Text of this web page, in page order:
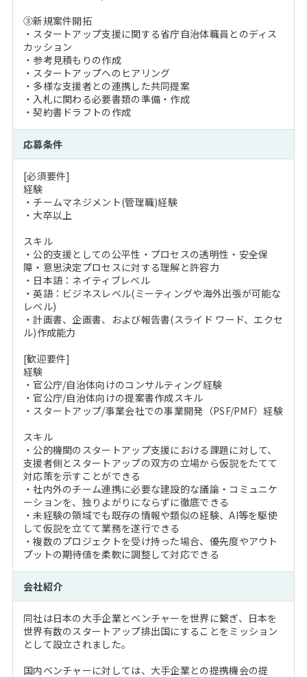
③新規案件開拓
・スタートアップ支援に関する省庁自治体職員とのディス
カッション
・参考見積もりの作成
・スタートアップへのヒアリング
・多様な支援者との連携した共同提案
・入札に関わる必要書類の準備・作成
・契約書ドラフトの作成
応募条件
[必須要件]
経験
・チームマネジメント(管理職)経験
・大卒以上
スキル
・公的支援としての公平性・プロセスの透明性・安全保
障・意思決定プロセスに対する理解と許容力
・日本語：ネイティブレベル
・英語：ビジネスレベル(ミーティングや海外出張が可能な
レベル)
・計画書、企画書、および報告書(スライド ワード、エクセ
ル)作成能力
[歓迎要件]
経験
・官公庁/自治体向けのコンサルティング経験
・官公庁/自治体向けの提案書作成スキル
・スタートアップ/事業会社での事業開発（PSF/PMF）経験
スキル
・公的機関のスタートアップ支援における課題に対して、
支援者側とスタートアップの双方の立場から仮説をたてて
対応策を示すことができる
・社内外のチーム連携に必要な建設的な議論・コミュニケ
ーションを、独りよがりにならずに徹底できる
・未経験の領域でも既存の情報や類似の経験、AI等を駆使
して仮説を立てて業務を遂行できる
・複数のプロジェクトを受け持った場合、優先度やアウト
プットの期待値を柔軟に調整して対応できる
会社紹介
同社は日本の大手企業とベンチャーを世界に繋ぎ、日本を
世界有数のスタートアップ排出国にすることをミッション
として設立されました。
国内ベンチャーに対しては、大手企業との提携機会の提